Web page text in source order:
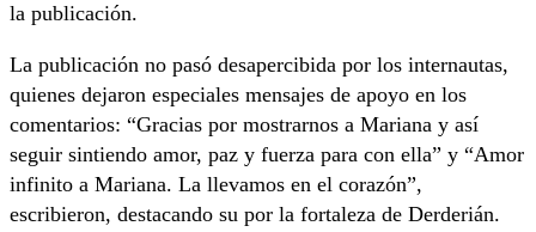
la publicación.
La publicación no pasó desapercibida por los internautas,
quienes dejaron especiales mensajes de apoyo en los
comentarios: “Gracias por mostrarnos a Mariana y así
seguir sintiendo amor, paz y fuerza para con ella” y “Amor
infinito a Mariana. La llevamos en el corazón”,
escribieron, destacando su por la fortaleza de Derderián.